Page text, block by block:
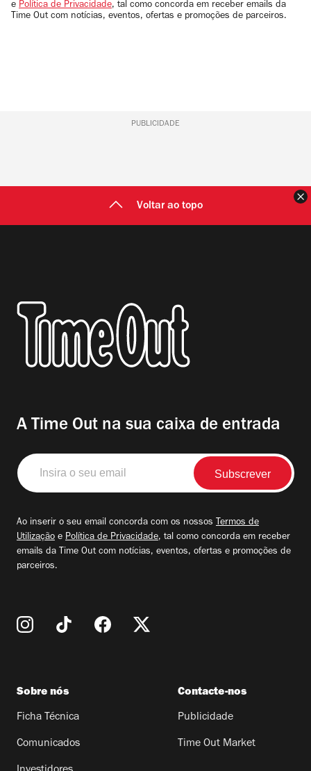
e Política de Privacidade, tal como concorda em receber emails da
Time Out com notícias, eventos, ofertas e promoções de parceiros.
PUBLICIDADE
Voltar ao topo
A Time Out na sua caixa de entrada
Insira
o
seu
Ao inserir o seu email concorda com os nossos Termos de
Utilização e Política de Privacidade, tal como concorda em receber
emails da Time Out com notícias, eventos, ofertas e promoções de
parceiros.
Sobre nós
Ficha Técnica
Comunicados
Contacte-nos
Publicidade
Time Out Market